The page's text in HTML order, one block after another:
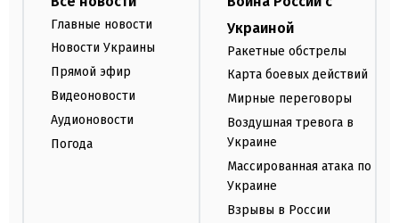
Главные новости
Новости Украины
Прямой эфир
Видеоновости
Аудионовости
Погода
Украиной
Ракетные обстрелы
Карта боевых действий
Мирные переговоры
Воздушная тревога в
Украине
Массированная атака по
Украине
Взрывы в России